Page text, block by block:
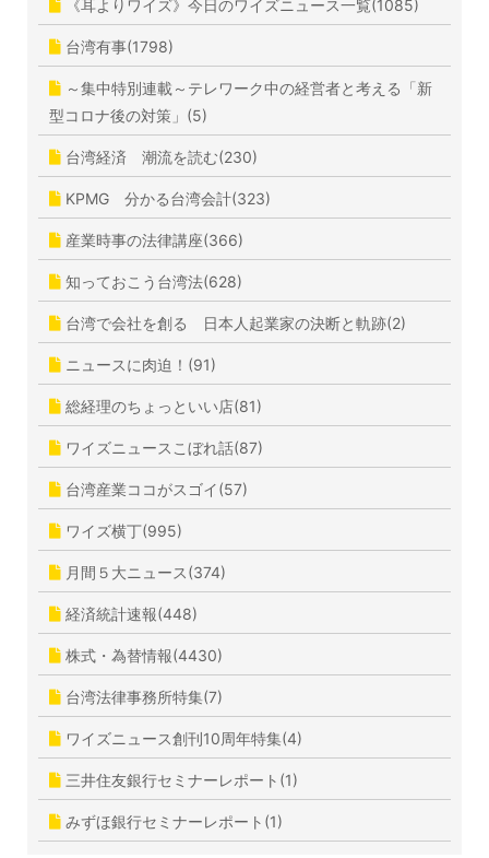
《耳よりワイズ》今日のワイズニュース一覧(1085)
台湾有事(1798)
～集中特別連載～テレワーク中の経営者と考える「新
型コロナ後の対策」(5)
台湾経済 潮流を読む(230)
KPMG 分かる台湾会計(323)
産業時事の法律講座(366)
知っておこう台湾法(628)
台湾で会社を創る 日本人起業家の決断と軌跡(2)
ニュースに肉迫！(91)
総経理のちょっといい店(81)
ワイズニュースこぼれ話(87)
台湾産業ココがスゴイ(57)
ワイズ横丁(995)
月間５大ニュース(374)
経済統計速報(448)
株式・為替情報(4430)
台湾法律事務所特集(7)
ワイズニュース創刊10周年特集(4)
三井住友銀行セミナーレポート(1)
みずほ銀行セミナーレポート(1)